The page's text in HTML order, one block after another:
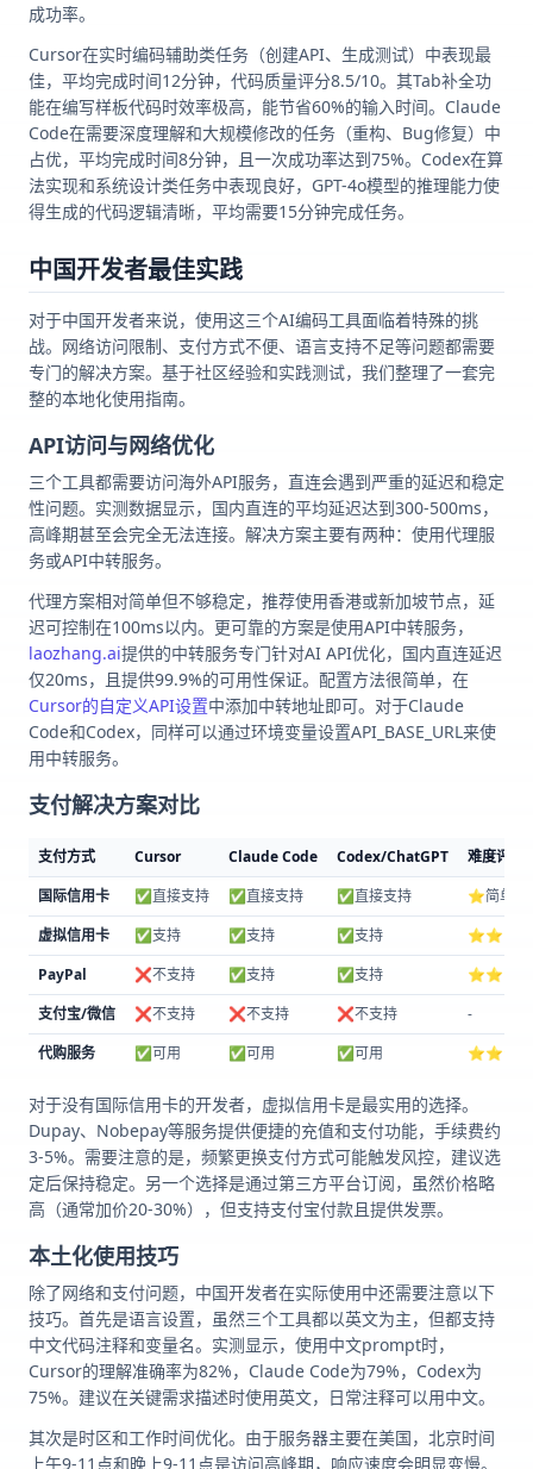
成功率。
Cursor在实时编码辅助类任务（创建API、生成测试）中表现最
佳，平均完成时间12分钟，代码质量评分8.5/10。其Tab补全功
能在编写样板代码时效率极高，能节省60%的输入时间。Claude
Code在需要深度理解和大规模修改的任务（重构、Bug修复）中
占优，平均完成时间8分钟，且一次成功率达到75%。Codex在算
法实现和系统设计类任务中表现良好，GPT-4o模型的推理能力使
得生成的代码逻辑清晰，平均需要15分钟完成任务。
中国开发者最佳实践
对于中国开发者来说，使用这三个AI编码工具面临着特殊的挑
战。网络访问限制、支付方式不便、语言支持不足等问题都需要
专门的解决方案。基于社区经验和实践测试，我们整理了一套完
整的本地化使用指南。
API访问与网络优化
三个工具都需要访问海外API服务，直连会遇到严重的延迟和稳定
性问题。实测数据显示，国内直连的平均延迟达到300-500ms，
高峰期甚至会完全无法连接。解决方案主要有两种：使用代理服
务或API中转服务。
代理方案相对简单但不够稳定，推荐使用香港或新加坡节点，延
迟可控制在100ms以内。更可靠的方案是使用API中转服务，
laozhang.ai提供的中转服务专门针对AI API优化，国内直连延迟
仅20ms，且提供99.9%的可用性保证。配置方法很简单，在
Cursor的自定义API设置中添加中转地址即可。对于Claude
Code和Codex，同样可以通过环境变量设置API_BASE_URL来使
用中转服务。
支付解决方案对比
支付方式 Cursor Claude Code Codex/ChatGPT
难度评级
国际信用卡
✅直接支持 ✅直接支持 ✅直接支持
⭐简单
虚拟信用卡
✅支持 ✅支持 ✅支持
⭐⭐中等
PayPal
❌不支持 ✅支持 ✅支持
⭐⭐中等
支付宝/微信
❌不支持 ❌不支持 ❌不支持
-
代购服务
✅可用 ✅可用 ✅可用 ⭐⭐⭐
对于没有国际信用卡的开发者，虚拟信用卡是最实用的选择。
Dupay、Nobepay等服务提供便捷的充值和支付功能，手续费约
3-5%。需要注意的是，频繁更换支付方式可能触发风控，建议选
定后保持稳定。另一个选择是通过第三方平台订阅，虽然价格略
高（通常加价20-30%），但支持支付宝付款且提供发票。
本土化使用技巧
除了网络和支付问题，中国开发者在实际使用中还需要注意以下
技巧。首先是语言设置，虽然三个工具都以英文为主，但都支持
中文代码注释和变量名。实测显示，使用中文prompt时，
Cursor的理解准确率为82%，Claude Code为79%，Codex为
75%。建议在关键需求描述时使用英文，日常注释可以用中文。
其次是时区和工作时间优化。由于服务器主要在美国，北京时间
上午9-11点和晚上9-11点是访问高峰期，响应速度会明显变慢。